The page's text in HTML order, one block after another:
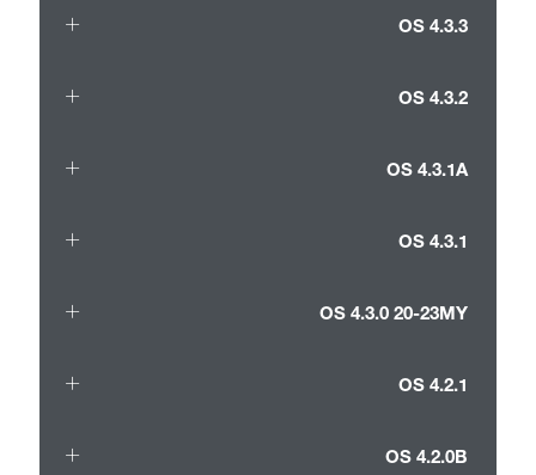
OS 4.3.3
OS 4.3.2
OS 4.3.1A
OS 4.3.1
OS 4.3.0 20-23MY
OS 4.2.1
OS 4.2.0B